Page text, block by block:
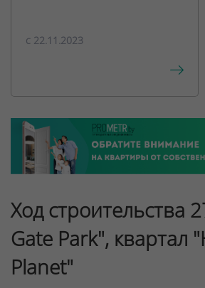
c 22.11.2023
Ход строительства
Gate Park", квартал
Planet"